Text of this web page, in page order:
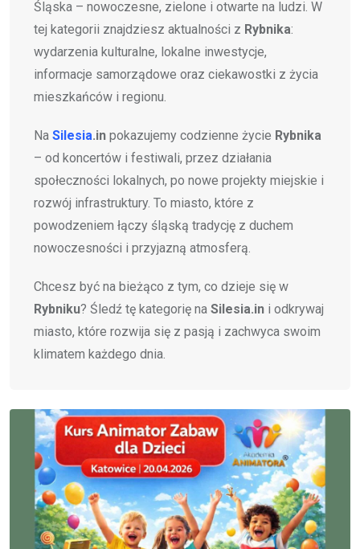
Śląska – nowoczesne, zielone i otwarte na ludzi. W
tej kategorii znajdziesz aktualności z Rybnika:
wydarzenia kulturalne, lokalne inwestycje,
informacje samorządowe oraz ciekawostki z życia
mieszkańców i regionu.
Na Silesia.in pokazujemy codzienne życie Rybnika
– od koncertów i festiwali, przez działania
społeczności lokalnych, po nowe projekty miejskie i
rozwój infrastruktury. To miasto, które z
powodzeniem łączy śląską tradycję z duchem
nowoczesności i przyjazną atmosferą.
Chcesz być na bieżąco z tym, co dzieje się w
Rybniku? Śledź tę kategorię na Silesia.in i odkrywaj
miasto, które rozwija się z pasją i zachwyca swoim
klimatem każdego dnia.